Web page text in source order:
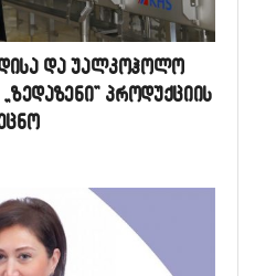
და უალკოჰოლო
პროდუქციის